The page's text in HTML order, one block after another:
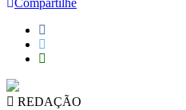
Compartilhe
REDAÇÃO